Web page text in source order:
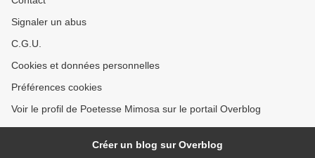
Signaler un abus
C.G.U.
Cookies et données personnelles
Préférences cookies
Voir le profil de Poetesse Mimosa sur le portail Overblog
Créer un blog sur Overblog